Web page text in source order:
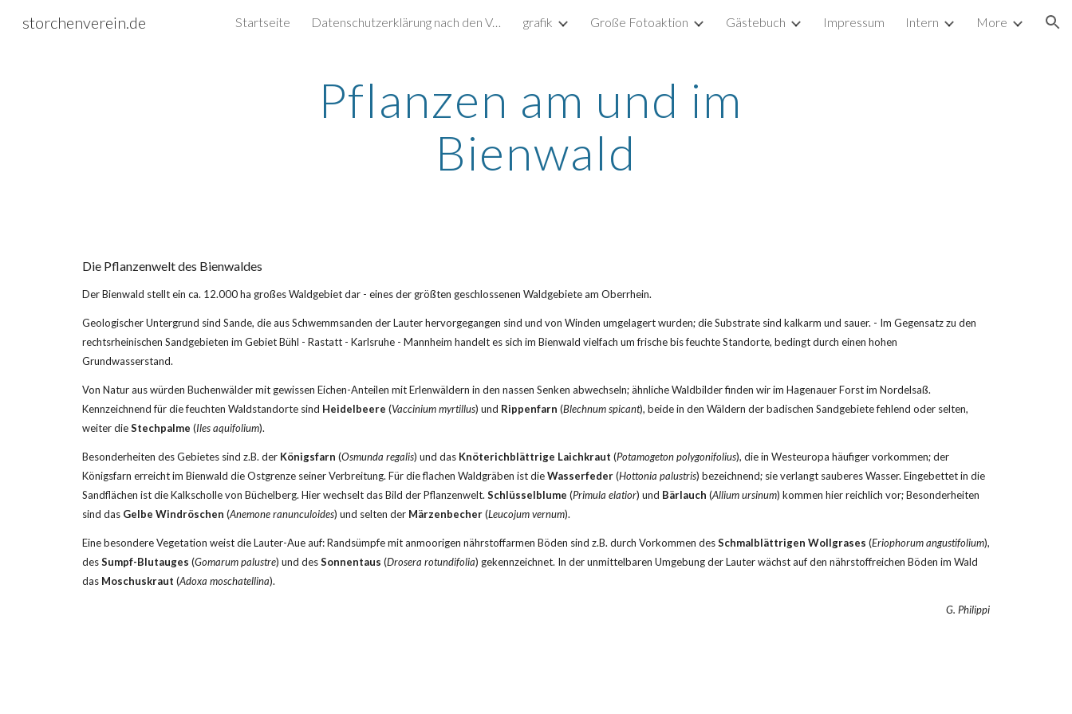
Skip to main content Skip to navigation
storchenverein.de Startseite Datenschutzerklärung nach den Vorgaben der DSGVO grafik Große Fotoaktion Gästebuch Impressum Intern More
Pflanzen am und im
Bienwald
Die Pflanzenwelt des Bienwaldes
Der Bienwald stellt ein ca. 12.000 ha großes Waldgebiet dar - eines der größten geschlossenen Waldgebiete am Oberrhein.
Geologischer Untergrund sind Sande, die aus Schwemmsanden der Lauter hervorgegangen sind und von Winden umgelagert wurden; die Substrate sind kalkarm und sauer. - Im Gegensatz zu den
rechtsrheinischen Sandgebieten im Gebiet Bühl - Rastatt - Karlsruhe - Mannheim handelt es sich im Bienwald vielfach um frische bis feuchte Standorte, bedingt durch einen hohen
Grundwasserstand.
Von Natur aus würden Buchenwälder mit gewissen Eichen-Anteilen mit Erlenwäldern in den nassen Senken abwechseln; ähnliche Waldbilder finden wir im Hagenauer Forst im Nordelsaß.
Kennzeichnend für die feuchten Waldstandorte sind Heidelbeere (Vaccinium myrtillus) und Rippenfarn (Blechnum spicant), beide in den Wäldern der badischen Sandgebiete fehlend oder selten,
weiter die Stechpalme (Iles aquifolium).
Besonderheiten des Gebietes sind z.B. der Königsfarn (Osmunda regalis) und das Knöterichblättrige Laichkraut (Potamogeton polygonifolius), die in Westeuropa häufiger vorkommen; der
Königsfarn erreicht im Bienwald die Ostgrenze seiner Verbreitung. Für die flachen Waldgräben ist die Wasserfeder (Hottonia palustris) bezeichnend; sie verlangt sauberes Wasser. Eingebettet in die
Sandflächen ist die Kalkscholle von Büchelberg. Hier wechselt das Bild der Pflanzenwelt. Schlüsselblume (Primula elatior) und Bärlauch (Allium ursinum) kommen hier reichlich vor; Besonderheiten
sind das Gelbe Windröschen (Anemone ranunculoides) und selten der Märzenbecher (Leucojum vernum).
Eine besondere Vegetation weist die Lauter-Aue auf: Randsümpfe mit anmoorigen nährstoffarmen Böden sind z.B. durch Vorkommen des Schmalblättrigen Wollgrases (Eriophorum angustifolium),
des Sumpf-Blutauges (Gomarum palustre) und des Sonnentaus (Drosera rotundifolia) gekennzeichnet. In der unmittelbaren Umgebung der Lauter wächst auf den nährstoffreichen Böden im Wald
das Moschuskraut (Adoxa moschatellina).
G. Philippi